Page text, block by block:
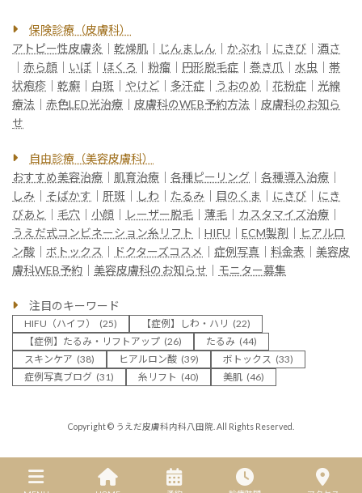
保険診療（皮膚科）
アトピー性皮膚炎
乾燥肌 じんましん かぶれ にきび
酒さ
赤ら顔 いぼ ほくろ 粉瘤 円形脱毛症 巻き爪 水虫
帯
状疱疹
乾癬 白斑 やけど 多汗症 うおのめ 花粉症
光線
療法
赤色LED光治療 皮膚科のWEB予約方法
皮膚科のお知ら
せ
自由診療（美容皮膚科）
おすすめ美容治療
肌育治療 各種ピーリング 各種導入治療
しみ
そばかす 肝斑 しわ たるみ 目のくま にきび
にき
びあと
毛穴 小顔 レーザー脱毛 薄毛 カスタマイズ治療
うえだ式コンビネーション糸リフト
HIFU ECM製剤
ヒアルロ
ン酸
ボトックス ドクターズコスメ 症例写真 料金表
美容皮
膚科WEB予約
美容皮膚科のお知らせ モニター募集
注目のキーワード
HIFU（ハイフ） (25) 【症例】しわ・ハリ (22)
【症例】たるみ・リフトアップ (26) たるみ (44)
スキンケア (38) ヒアルロン酸 (39) ボトックス (33)
症例写真ブログ (31) 糸リフト (40) 美肌 (46)
Copyright © うえだ皮膚科内科八田院. All Rights Reserved.